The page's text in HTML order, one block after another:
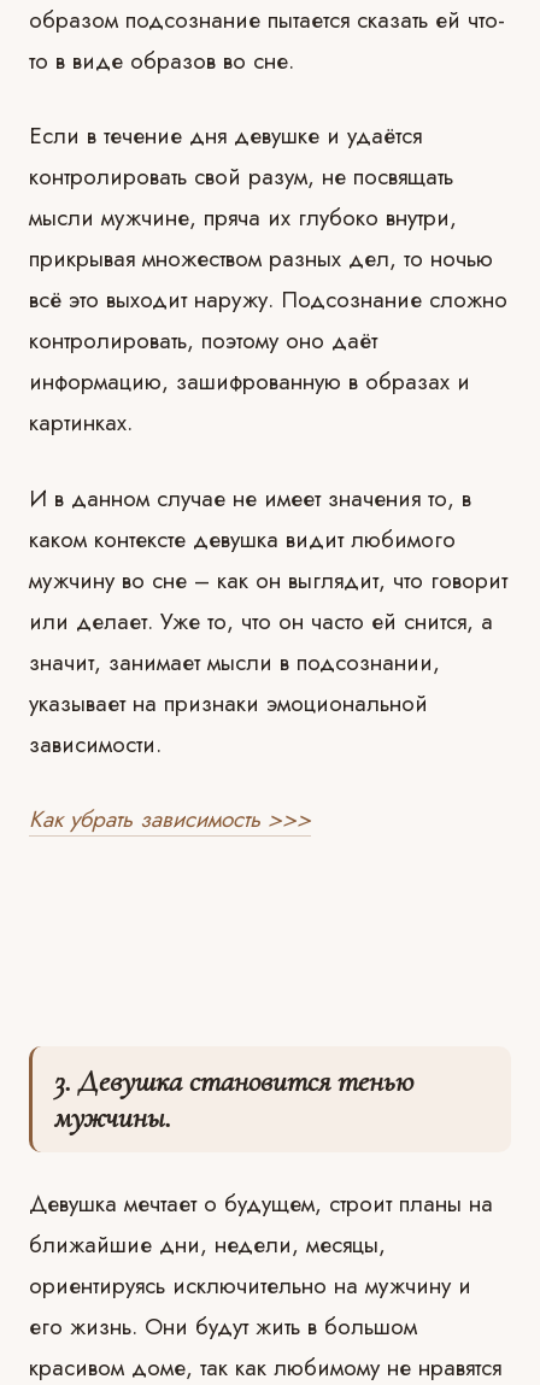
образом подсознание пытается сказать ей что-
то в виде образов во сне.
Если в течение дня девушке и удаётся
контролировать свой разум, не посвящать
мысли мужчине, пряча их глубоко внутри,
прикрывая множеством разных дел, то ночью
всё это выходит наружу. Подсознание сложно
контролировать, поэтому оно даёт
информацию, зашифрованную в образах и
картинках.
И в данном случае не имеет значения то, в
каком контексте девушка видит любимого
мужчину во сне – как он выглядит, что говорит
или делает. Уже то, что он часто ей снится, а
значит, занимает мысли в подсознании,
указывает на признаки эмоциональной
зависимости.
Как убрать зависимость >>>
3. Девушка становится тенью
мужчины.
Девушка мечтает о будущем, строит планы на
ближайшие дни, недели, месяцы,
ориентируясь исключительно на мужчину и
его жизнь. Они будут жить в большом
красивом доме, так как любимому не нравятся